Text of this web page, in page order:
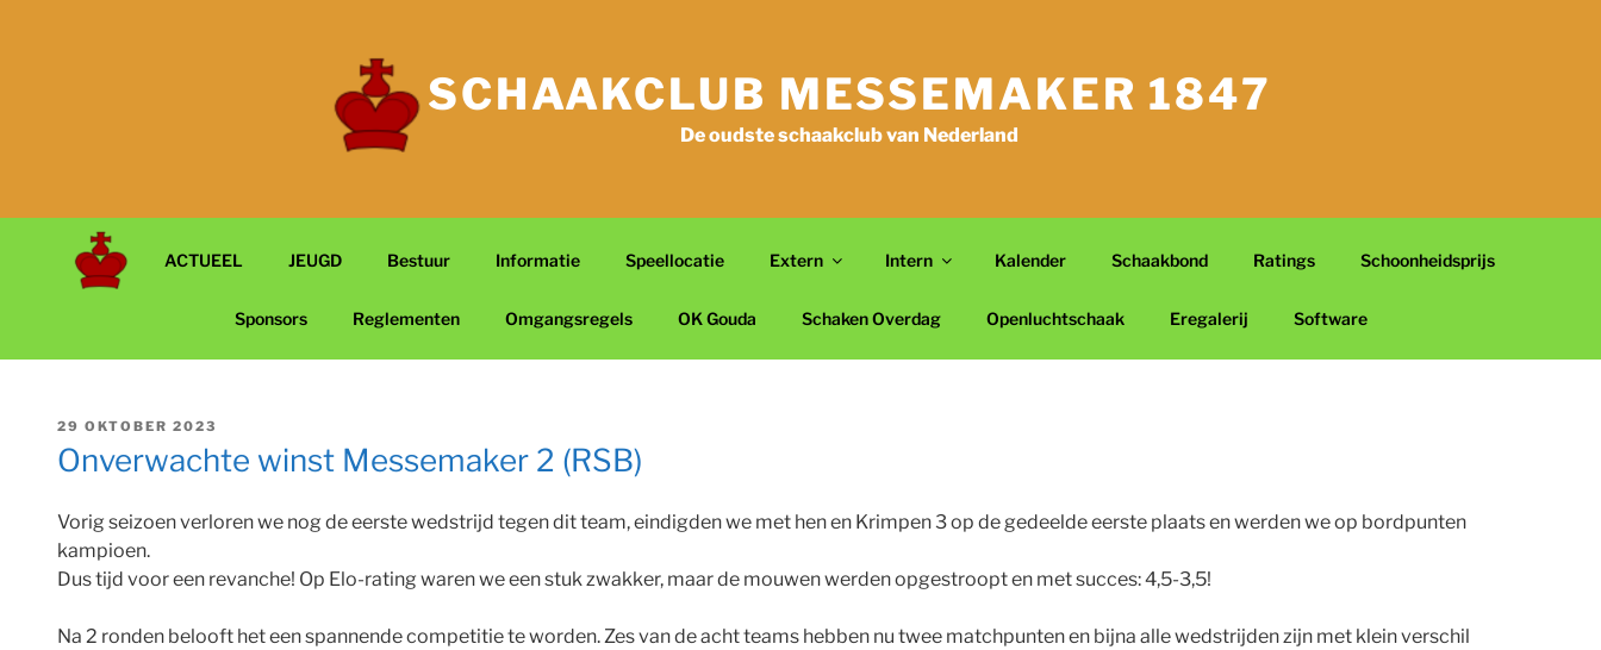
SCHAAKCLUB MESSEMAKER 1847
De oudste schaakclub van Nederland
ACTUEEL JEUGD Bestuur Informatie Speellocatie Extern Intern Kalender Schaakbond Ratings Schoonheidsprijs
Sponsors Reglementen Omgangsregels OK Gouda Schaken Overdag Openluchtschaak Eregalerij Software
GEPLAATST
OP
29 OKTOBER 2023
Onverwachte winst Messemaker 2 (RSB)
Vorig seizoen verloren we nog de eerste wedstrijd tegen dit team, eindigden we met hen en Krimpen 3 op de gedeelde eerste plaats en werden we op bordpunten
kampioen.
Dus tijd voor een revanche! Op Elo-rating waren we een stuk zwakker, maar de mouwen werden opgestroopt en met succes: 4,5-3,5!
Na 2 ronden belooft het een spannende competitie te worden. Zes van de acht teams hebben nu twee matchpunten en bijna alle wedstrijden zijn met klein verschil